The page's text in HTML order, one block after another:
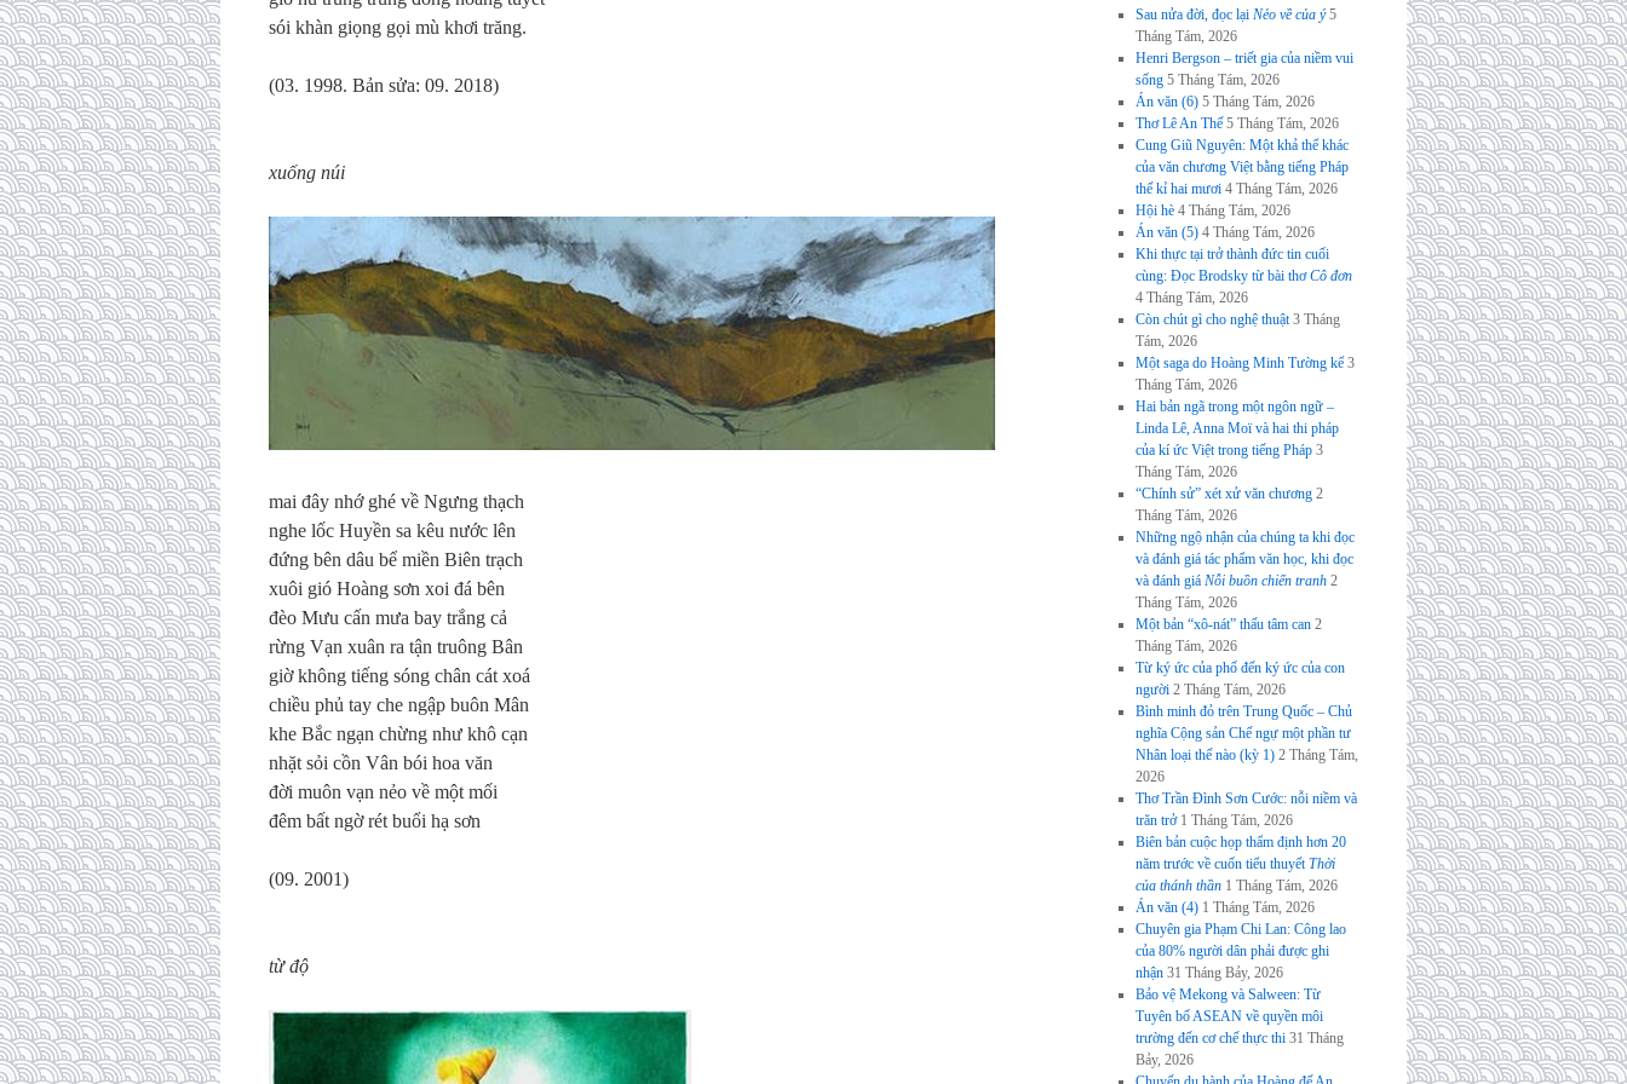
sói khàn giọng gọi mù khơi trăng.
(03. 1998. Bản sửa: 09. 2018)
xuống núi
mai đây nhớ ghé về Ngưng thạch
nghe lốc Huyền sa kêu nước lên
đứng bên dâu bể miền Biên trạch
xuôi gió Hoàng sơn xoi đá bên
đèo Mưu cấn mưa bay trắng cả
rừng Vạn xuân ra tận truông Bân
giờ không tiếng sóng chân cát xoá
chiều phủ tay che ngập buôn Mân
khe Bắc ngạn chừng như khô cạn
nhặt sỏi cồn Vân bói hoa văn
đời muôn vạn nẻo về một mối
đêm bất ngờ rét buổi hạ sơn
(09. 2001)
từ độ
Sau nửa đời, đọc lại Nẻo về của ý 5
Tháng Tám, 2026
Henri Bergson – triết gia của niềm vui
sống 5 Tháng Tám, 2026
Án văn (6) 5 Tháng Tám, 2026
Thơ Lê An Thế 5 Tháng Tám, 2026
Cung Giũ Nguyên: Một khả thể khác
của văn chương Việt bằng tiếng Pháp
thế kỉ hai mươi 4 Tháng Tám, 2026
Hội hè 4 Tháng Tám, 2026
Án văn (5) 4 Tháng Tám, 2026
Khi thực tại trở thành đức tin cuối
cùng: Đọc Brodsky từ bài thơCô đơn
4 Tháng Tám, 2026
Còn chút gì cho nghệ thuật 3 Tháng
Tám, 2026
Một saga do Hoàng Minh Tường kể 3
Tháng Tám, 2026
Hai bản ngã trong một ngôn ngữ –
Linda Lê, Anna Moï và hai thi pháp
của kí ức Việt trong tiếng Pháp 3
Tháng Tám, 2026
“Chính sử” xét xử văn chương 2
Tháng Tám, 2026
Những ngộ nhận của chúng ta khi đọc
và đánh giá tác phẩm văn học, khi đọc
và đánh giá Nỗi buồn chiến tranh 2
Tháng Tám, 2026
Một bản “xô-nát” thấu tâm can 2
Tháng Tám, 2026
Từ ký ức của phố đến ký ức của con
người 2 Tháng Tám, 2026
Bình minh đỏ trên Trung Quốc – Chủ
nghĩa Cộng sản Chế ngự một phần tư
Nhân loại thế nào (kỳ 1) 2 Tháng Tám,
2026
Thơ Trần Đình Sơn Cước: nỗi niềm và
trăn trở 1 Tháng Tám, 2026
Biên bản cuộc họp thẩm định hơn 20
năm trước về cuốn tiểu thuyếtThời
của thánh thần 1 Tháng Tám, 2026
Án văn (4) 1 Tháng Tám, 2026
Chuyên gia Phạm Chi Lan: Công lao
của 80% người dân phải được ghi
nhận 31 Tháng Bảy, 2026
Bảo vệ Mekong và Salween: Từ
Tuyên bố ASEAN về quyền môi
trường đến cơ chế thực thi 31 Tháng
Bảy, 2026